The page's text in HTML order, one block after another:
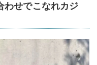
せでこなれカジ